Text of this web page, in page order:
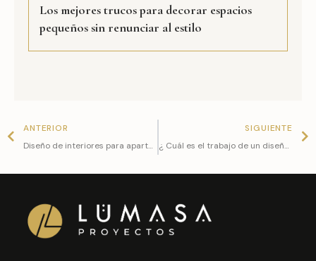
Los mejores trucos para decorar espacios
pequeños sin renunciar al estilo
ANTERIOR
Diseño de interiores para apartamentos
SIGUIENTE
¿ Cuál es el trabajo de un diseñador de interiores?